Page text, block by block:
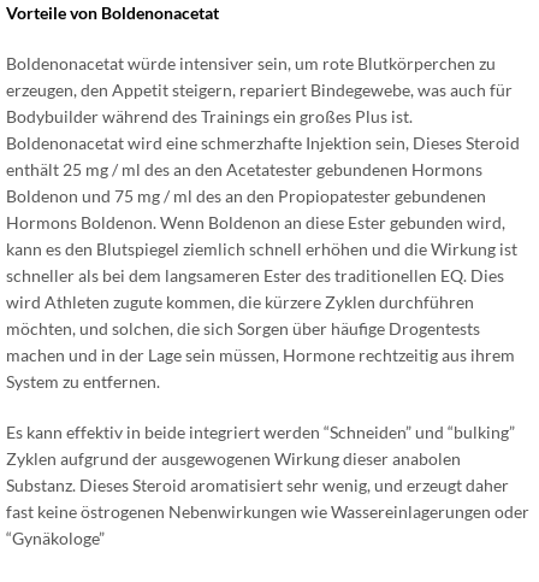
Vorteile von Boldenonacetat
Boldenonacetat würde intensiver sein, um rote Blutkörperchen zu
erzeugen, den Appetit steigern, repariert Bindegewebe, was auch für
Bodybuilder während des Trainings ein großes Plus ist.
Boldenonacetat wird eine schmerzhafte Injektion sein, Dieses Steroid
enthält 25 mg / ml des an den Acetatester gebundenen Hormons
Boldenon und 75 mg / ml des an den Propiopatester gebundenen
Hormons Boldenon. Wenn Boldenon an diese Ester gebunden wird,
kann es den Blutspiegel ziemlich schnell erhöhen und die Wirkung ist
schneller als bei dem langsameren Ester des traditionellen EQ. Dies
wird Athleten zugute kommen, die kürzere Zyklen durchführen
möchten, und solchen, die sich Sorgen über häufige Drogentests
machen und in der Lage sein müssen, Hormone rechtzeitig aus ihrem
System zu entfernen.
Es kann effektiv in beide integriert werden “Schneiden” und “bulking”
Zyklen aufgrund der ausgewogenen Wirkung dieser anabolen
Substanz. Dieses Steroid aromatisiert sehr wenig, und erzeugt daher
fast keine östrogenen Nebenwirkungen wie Wassereinlagerungen oder
“Gynäkologe”